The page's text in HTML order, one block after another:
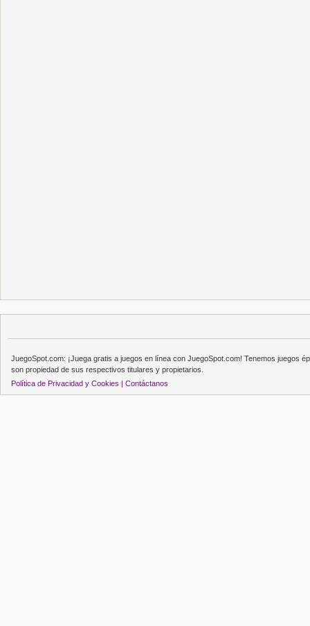
JuegoSpot.com: ¡Juega gratis a juegos en línea con JuegoSpot.com! Tenemos juegos
son propiedad de sus respectivos titulares y propietarios.
Política de Privacidad y Cookies | Contáctanos